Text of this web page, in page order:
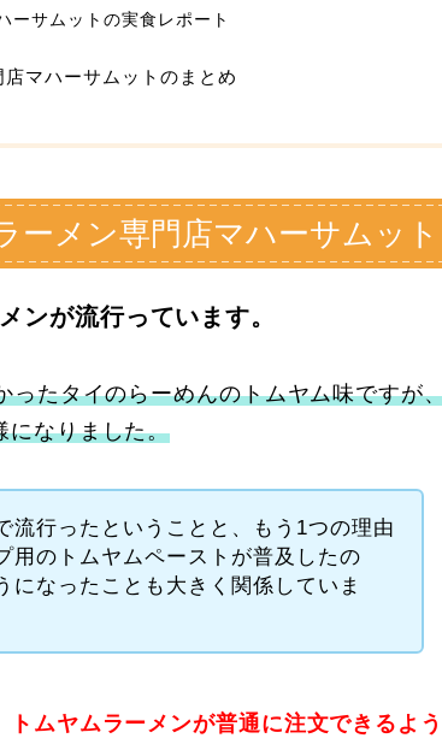
ーサムットの実食レポート
マハーサムットのまとめ
ーメン専門店マハーサムット
ンが流行っています。
ったタイのらーめんのトムヤム味ですが
になりました。
流行ったということと、もう1つの理由
用のトムヤムペーストが普及したの
になったことも大きく関係していま
ムヤムラーメンが普通に注文できるよ